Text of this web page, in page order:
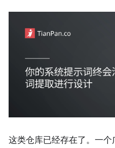
这类仓库已经存在了。一